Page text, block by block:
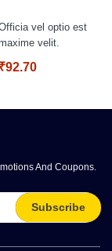
vel optio est
velit.
₹92.70
And Coupons.
Subscribe